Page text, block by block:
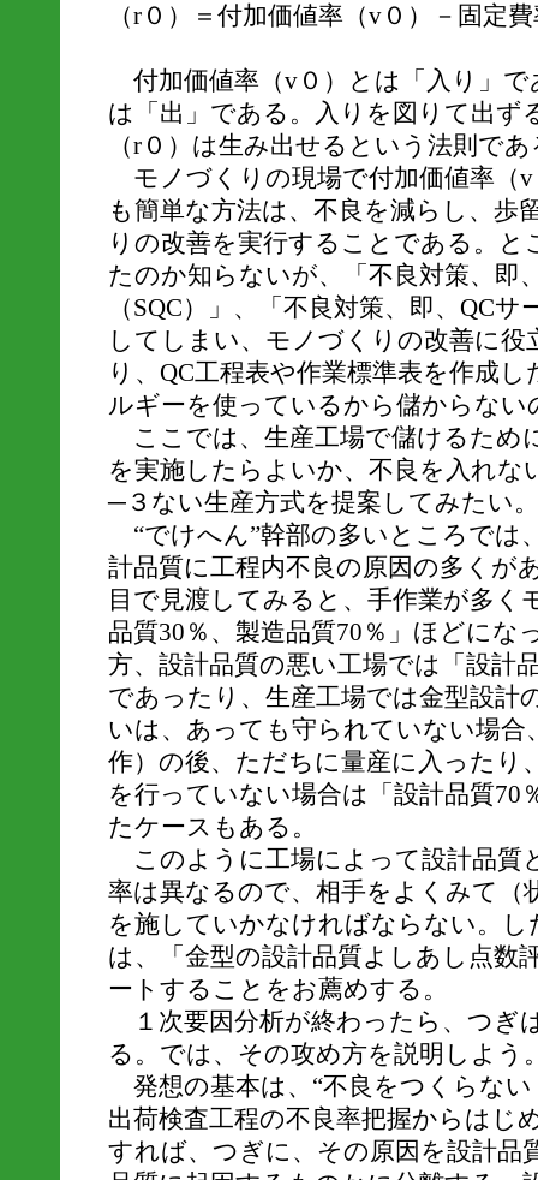
（r０）＝付加価値率（v０）－固定
付加価値率（v０）とは「入り」で
は「出」である。入りを図りて出ず
（r０）は生み出せるという法則で
モノづくりの現場で付加価値率（
も簡単な方法は、不良を減らし、歩
りの改善を実行することである。
たのか知らないが、「不良対策、即
（SQC）」、「不良対策、即、QC
してしまい、モノづくりの改善に
り、QC工程表や作業標準表を作成
ルギーを使っているから儲からない
ここでは、生産工場で儲けるため
を実施したらよいか、不良を入れな
─３ない生産方式を提案してみたい。
“でけへん”幹部の多いところでは
計品質に工程内不良の原因の多くが
目で見渡してみると、手作業が多く
品質30％、製造品質70％」ほどにな
方、設計品質の悪い工場では「設計
であったり、生産工場では金型設計
いは、あっても守られていない場合
作）の後、ただちに量産に入ったり
を行っていない場合は「設計品質70
たケースもある。
このように工場によって設計品質
率は異なるので、相手をよくみて（
を施していかなければならない。し
は、「金型の設計品質よしあし点数
ートすることをお薦めする。
１次要因分析が終わったら、つぎ
る。では、その攻め方を説明しよう
発想の基本は、“不良をつくらな
出荷検査工程の不良率把握からはじ
すれば、つぎに、その原因を設計品